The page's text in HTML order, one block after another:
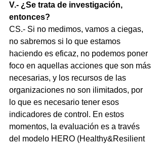
V.- ¿Se trata de investigación,
entonces?
CS.- Si no medimos, vamos a ciegas,
no sabremos si lo que estamos
haciendo es eficaz, no podemos poner
foco en aquellas acciones que son más
necesarias, y los recursos de las
organizaciones no son ilimitados, por
lo que es necesario tener esos
indicadores de control. En estos
momentos, la evaluación es a través
del modelo HERO (Healthy&Resilient